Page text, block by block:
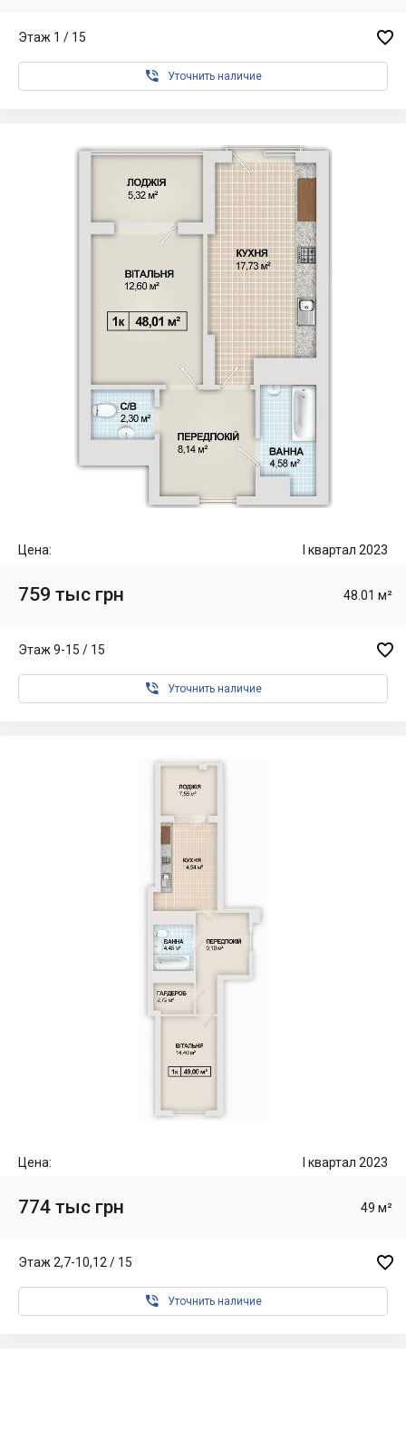
Этаж 1 / 15 
 Уточнить наличие
Цена: I квартал 2023
759 тыс грн 48.01 м²
Этаж 9-15 / 15 
 Уточнить наличие
Цена: I квартал 2023
774 тыс грн 49 м²
Этаж 2,7-10,12 / 15 
 Уточнить наличие